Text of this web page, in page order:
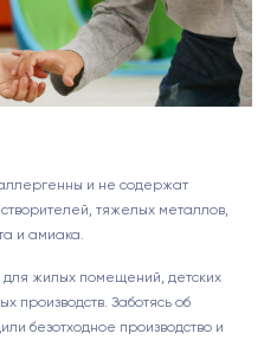
и не содержат
тяжелых металлов,
и амиака.
для жилых помещений, детских
производств. Заботясь об
безотходное производство и